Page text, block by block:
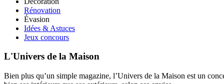
Rénovation
Évasion
Idées & Astuces
Jeux concours
L'Univers de la Maison
Bien plus qu’un simple magazine, l’Univers de la Maison est un